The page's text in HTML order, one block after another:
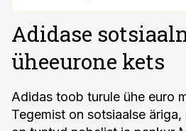
Adidase
üheeurone kets
Adidas toob turule ühe euro
Tegemist on sotsiaalse